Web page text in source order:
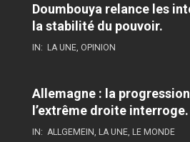
Doumbouya relance les
la stabilité du pouvoir.
IN: LA UNE OPINION
Allemagne : la
l’extrême droite interroge.
IN: ALLGEMEIN LA UNE LE MONDE